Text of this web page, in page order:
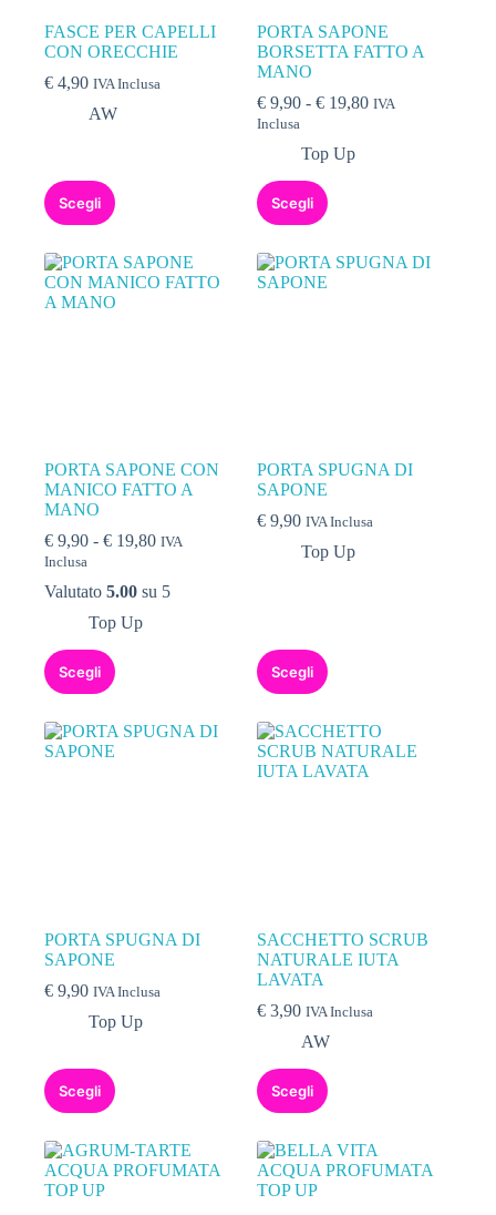
FASCE PER CAPELLI
CON ORECCHIE
€ 4,90 IVA Inclusa
AW
Scegli
PORTA SAPONE
BORSETTA FATTO A
MANO
€ 9,90 - € 19,80 IVA
Inclusa
Top Up
Scegli
PORTA SAPONE CON
MANICO FATTO A
MANO
€ 9,90 - € 19,80 IVA
Inclusa
Valutato 5.00 su 5
Top Up
Scegli
PORTA SPUGNA DI
SAPONE
€ 9,90 IVA Inclusa
Top Up
Scegli
PORTA SPUGNA DI
SAPONE
€ 9,90 IVA Inclusa
Top Up
Scegli
SACCHETTO SCRUB
NATURALE IUTA
LAVATA
€ 3,90 IVA Inclusa
AW
Scegli